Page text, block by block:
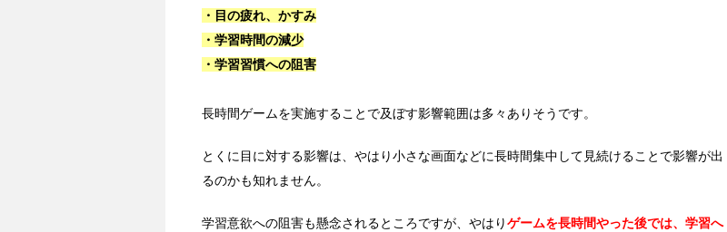
・目の疲れ、かすみ
・学習時間の減少
・学習習慣への阻害
長時間ゲームを実施することで及ぼす影響範囲は多々ありそうです。
とくに目に対する影響は、やはり小さな画面などに長時間集中して見続けることで影響が出
るのかも知れません。
学習意欲への阻害も懸念されるところですが、やはりゲームを長時間やった後では、学習へ